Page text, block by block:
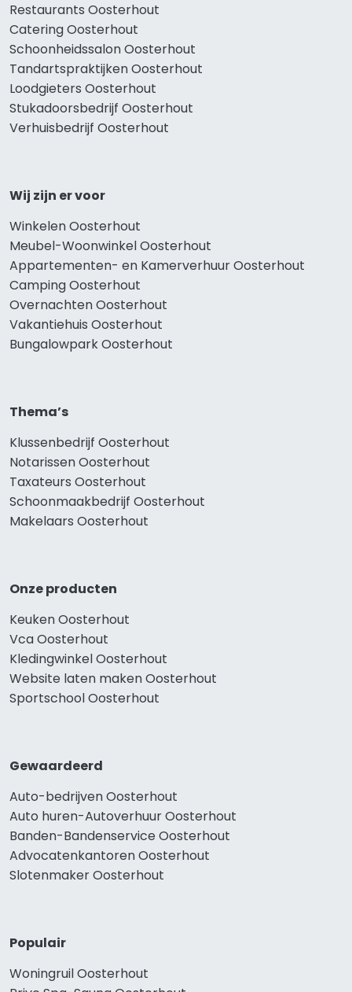
Restaurants Oosterhout
Catering Oosterhout
Schoonheidssalon Oosterhout
Tandartspraktijken Oosterhout
Loodgieters Oosterhout
Stukadoorsbedrijf Oosterhout
Verhuisbedrijf Oosterhout
Wij zijn er voor
Winkelen Oosterhout
Meubel-Woonwinkel Oosterhout
Appartementen- en Kamerverhuur Oosterhout
Camping Oosterhout
Overnachten Oosterhout
Vakantiehuis Oosterhout
Bungalowpark Oosterhout
Thema’s
Klussenbedrijf Oosterhout
Notarissen Oosterhout
Taxateurs Oosterhout
Schoonmaakbedrijf Oosterhout
Makelaars Oosterhout
Onze producten
Keuken Oosterhout
Vca Oosterhout
Kledingwinkel Oosterhout
Website laten maken Oosterhout
Sportschool Oosterhout
Gewaardeerd
Auto-bedrijven Oosterhout
Auto huren-Autoverhuur Oosterhout
Banden-Bandenservice Oosterhout
Advocatenkantoren Oosterhout
Slotenmaker Oosterhout
Populair
Woningruil Oosterhout